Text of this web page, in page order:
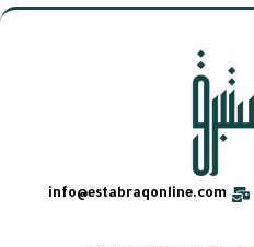
info@estabraqonline.com